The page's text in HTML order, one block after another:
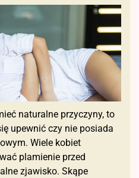
naturalne przyczyny, to
upewnić czy nie posiada
Wiele kobiet
plamienie przed
zjawisko. Skąpe